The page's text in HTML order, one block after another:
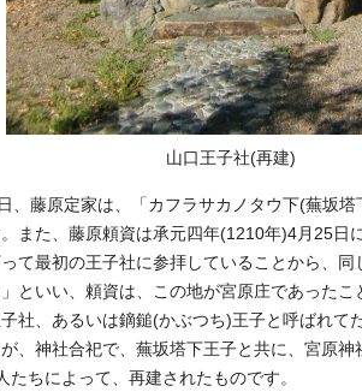
山口王子社(再建)
、藤原定家は、「カフラサカノタウ下(蕪坂
また、藤原頼資は承元四年(1210年)4月25日
て最初の王子社に参拝していることから、
といい、頼資は、この地が宮原庄であった
社、あるいは鏑鎚(かぶつち)王子と呼ばれて
、神社合祀で、蕪坂塔下王子と共に、宮原
たちによって、再建されたものです。